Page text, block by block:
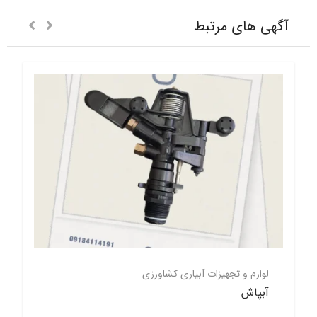
آگهی های مرتبط
لوازم و تجهیزات آبیاری کشاورزی
آبپاش